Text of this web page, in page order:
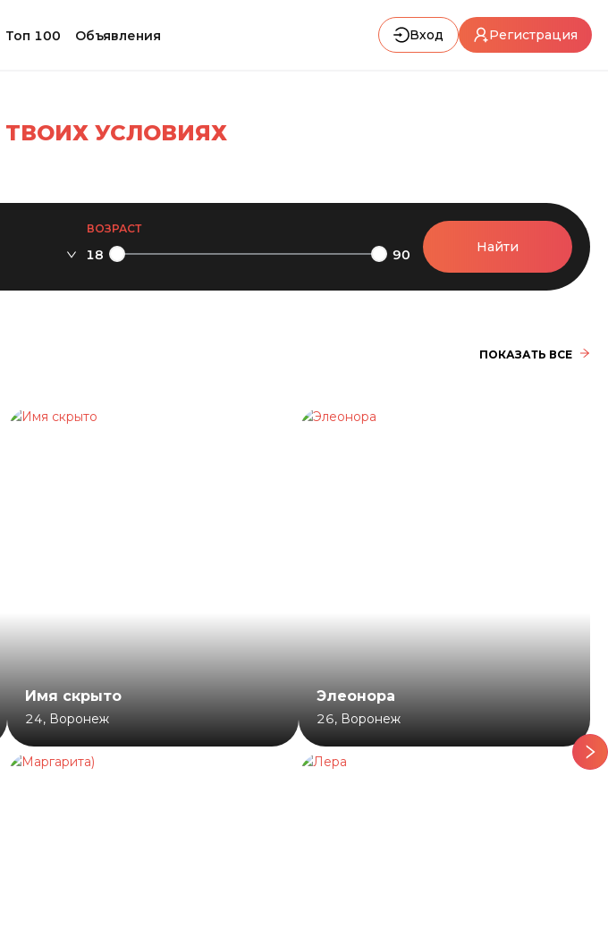
Топ 100 Объявления Вход Регистрация
ТВОИХ УСЛОВИЯХ
ВОЗРАСТ
18 90 Найти
ПОКАЗАТЬ ВСЕ
Имя скрыто
24, Воронеж
Элеонора
26, Воронеж